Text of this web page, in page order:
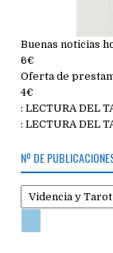
Buenas noticias
6€
Oferta de
4€
: LECTURA DEL
: LECTURA DEL
Nº DE